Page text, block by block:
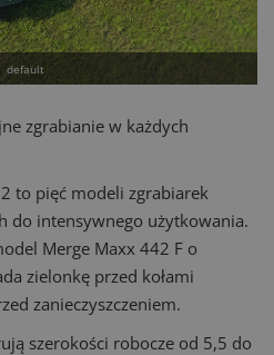
default
zgrabianie w każdych
to pięć modeli zgrabiarek
do intensywnego użytkowania.
Merge Maxx 442 F o
zielonkę przed kołami
zanieczyszczeniem.
szerokości robocze od 5,5 do